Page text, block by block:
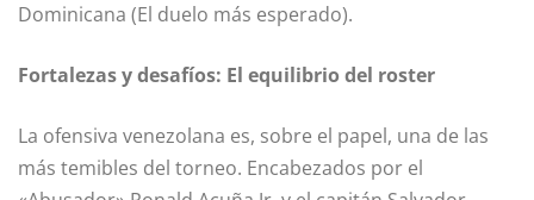
Dominicana (El duelo más esperado).
Fortalezas y desafíos: El equilibrio del roster
La ofensiva venezolana es, sobre el papel, una de las
más temibles del torneo. Encabezados por el